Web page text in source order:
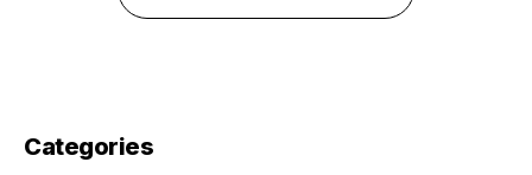
Categories